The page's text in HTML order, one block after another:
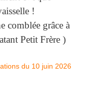
!
comblée grâce à
Petit Frère )